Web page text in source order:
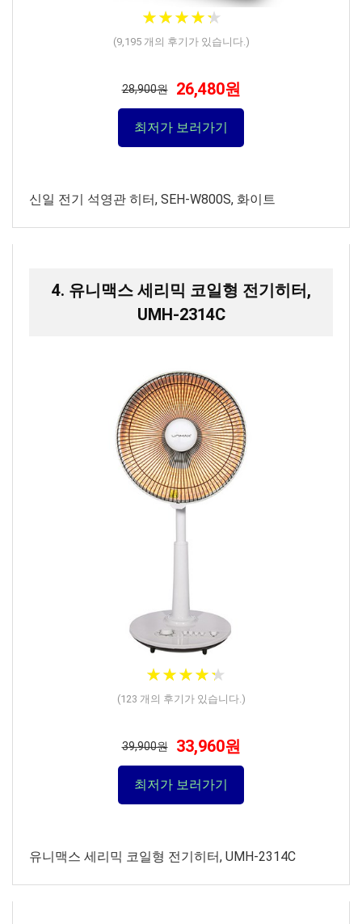
★★★★★
★★★★★
(9,195개의 후기가 있습니다.)
28,900원 26,480원
최저가 보러가기
신일 전기 석영관 히터, SEH-W800S, 화이트
4. 유니맥스 세리믹 코일형 전기히터,
UMH-2314C
★★★★★
★★★★★
(123 개의 후기가 있습니다.)
39,900원 33,960원
최저가 보러가기
유니맥스 세리믹 코일형 전기히터, UMH-2314C